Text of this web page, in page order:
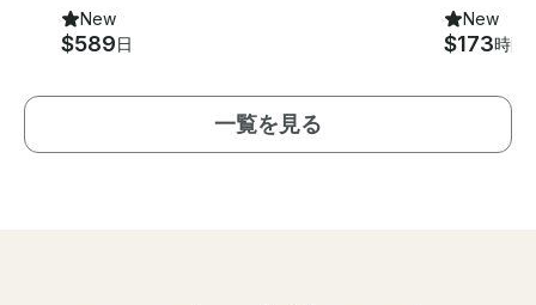
New
$589日
New
$173時間
一覧を見る